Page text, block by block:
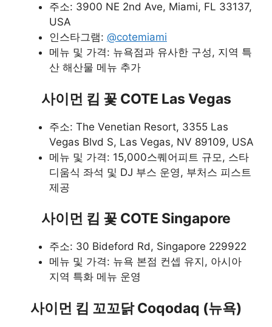
주소: 3900 NE 2nd Ave, Miami, FL 33137,
USA
인스타그램: @cotemiami
메뉴 및 가격: 뉴욕점과 유사한 구성, 지역 특
산 해산물 메뉴 추가
사이먼 킴 꽃 COTE Las Vegas
주소: The Venetian Resort, 3355 Las
Vegas Blvd S, Las Vegas, NV 89109, USA
메뉴 및 가격: 15,000스퀘어피트 규모, 스타
디움식 좌석 및 DJ 부스 운영, 부처스 피스트
제공
사이먼 킴 꽃 COTE Singapore
주소: 30 Bideford Rd, Singapore 229922
메뉴 및 가격: 뉴욕 본점 컨셉 유지, 아시아
지역 특화 메뉴 운영
사이먼 킴 꼬꼬닭 Coqodaq (뉴욕)